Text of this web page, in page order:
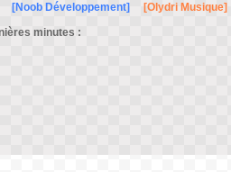
[Noob Développement]
[Olydri Musique]
minutes :